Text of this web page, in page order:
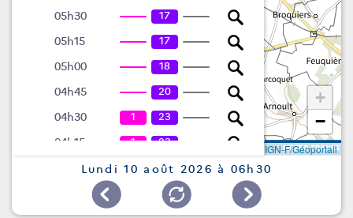
05h30 17
05h15 17
05h00 18
04h45 20
04h30 1 23
04h15 1 23
04h00 2 26
24
+
−
IGN-F/Géoportail
Lundi 10 août 2026 à 06h30